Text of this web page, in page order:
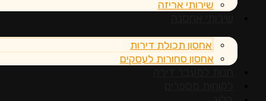
שירותי אריזה
אחסון תכולת דירות
אחסון סחורות לעסקים